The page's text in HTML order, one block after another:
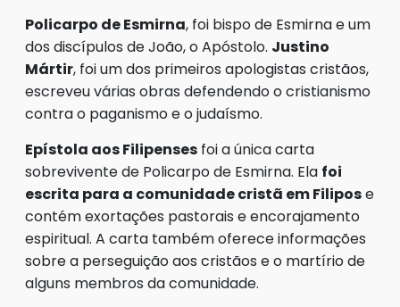
Policarpo de Esmirna, foi bispo de Esmirna e um
dos discípulos de João, o Apóstolo. Justino
Mártir, foi um dos primeiros apologistas cristãos,
escreveu várias obras defendendo o cristianismo
contra o paganismo e o judaísmo.
Epístola aos Filipenses foi a única carta
sobrevivente de Policarpo de Esmirna. Ela foi
escrita para a comunidade cristã em Filipose
contém exortações pastorais e encorajamento
espiritual. A carta também oferece informações
sobre a perseguição aos cristãos e o martírio de
alguns membros da comunidade.